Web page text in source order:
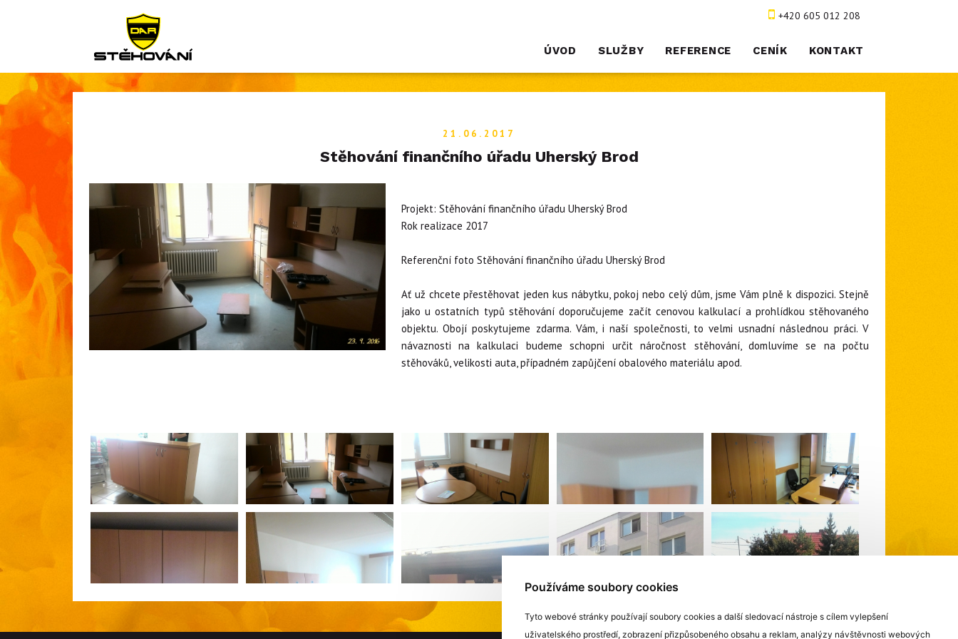
Používáme soubory cookies
Tyto webové stránky používají soubory cookies a další sledovací nástroje s cílem vylepšení
uživatelského prostředí, zobrazení přizpůsobeného obsahu a reklam, analýzy návštěvnosti webových
+420 605 012 208
ÚVOD SLUŽBY REFERENCE CENÍK KONTAKT
21.06.2017
Stěhování finančního úřadu Uherský Brod
Projekt: Stěhování finančního úřadu Uherský Brod
Rok realizace 2017
Referenční foto Stěhování finančního úřadu Uherský Brod
Ať už chcete přestěhovat jeden kus nábytku, pokoj nebo celý dům, jsme Vám plně k dispozici. Stejně
jako u ostatních typů stěhování doporučujeme začít cenovou kalkulací a prohlídkou stěhovaného
objektu. Obojí poskytujeme zdarma. Vám, i naší společnosti, to velmi usnadní následnou práci. V
návaznosti na kalkulaci budeme schopni určit náročnost stěhování, domluvíme se na počtu
stěhováků, velikosti auta, případném zapůjčení obalového materiálu apod.